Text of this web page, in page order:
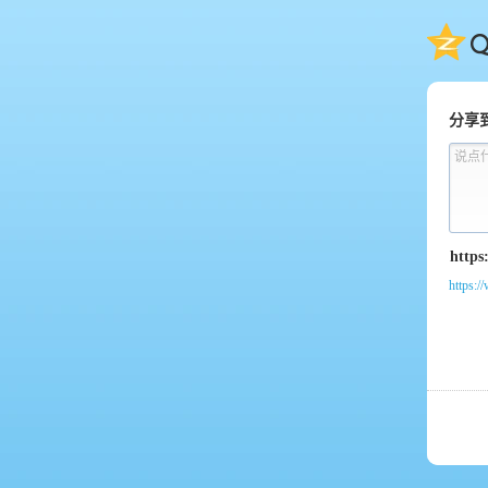
QQ
分享
说点
https://